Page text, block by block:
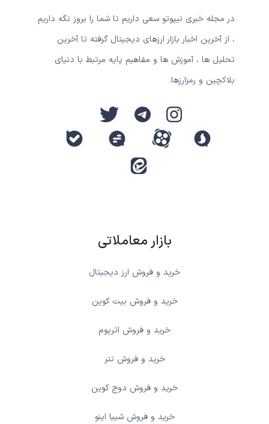
در مجله خبری نیپوتو سعی داریم تا شما را بروز نگه داریم
، از آخرین اخبار بازار ارزهای دیجیتال گرفته تا آخرین
تحلیل ها ، آموزش ها و مفاهیم پایه مرتبط با دنیای
بلاکچین و رمزارزها.
بازار معاملاتی
خرید و فروش ارز دیجیتال
خرید و فروش بیت کوین
خرید و فروش اتریوم
خرید و فروش تتر
خرید و فروش دوج کوین
خرید و فروش شیبا اینو